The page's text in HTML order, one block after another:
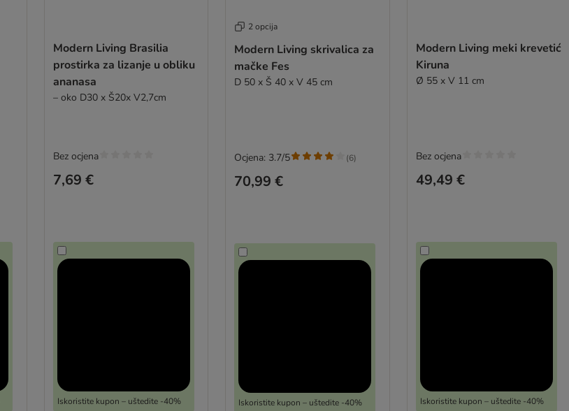
Modern Living Brasilia
prostirka za lizanje u obliku
ananasa
– oko D30 x Š20x V2,7cm
7,69 €
Iskoristite kupon – uštedite -40%
Bez ocjena
2 opcija
Modern Living skrivalica za
mačke Fes
D 50 x Š 40 x V 45 cm
70,99 €
Iskoristite kupon – uštedite -40%
Ocjena: 3.7/5 (6)
Modern Living meki krevetić
Kiruna
Ø 55 x V 11 cm
49,49 €
Iskoristite kupon – uštedite -40%
Bez ocjena